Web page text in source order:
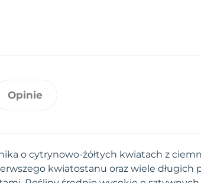
Opinie
o cytrynowo-żółtych kwiatach z
kwiatostanu oraz wiele długich